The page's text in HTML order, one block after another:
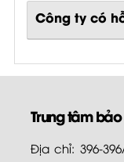
Công ty có
Trung tâm
Địa chỉ: 396-